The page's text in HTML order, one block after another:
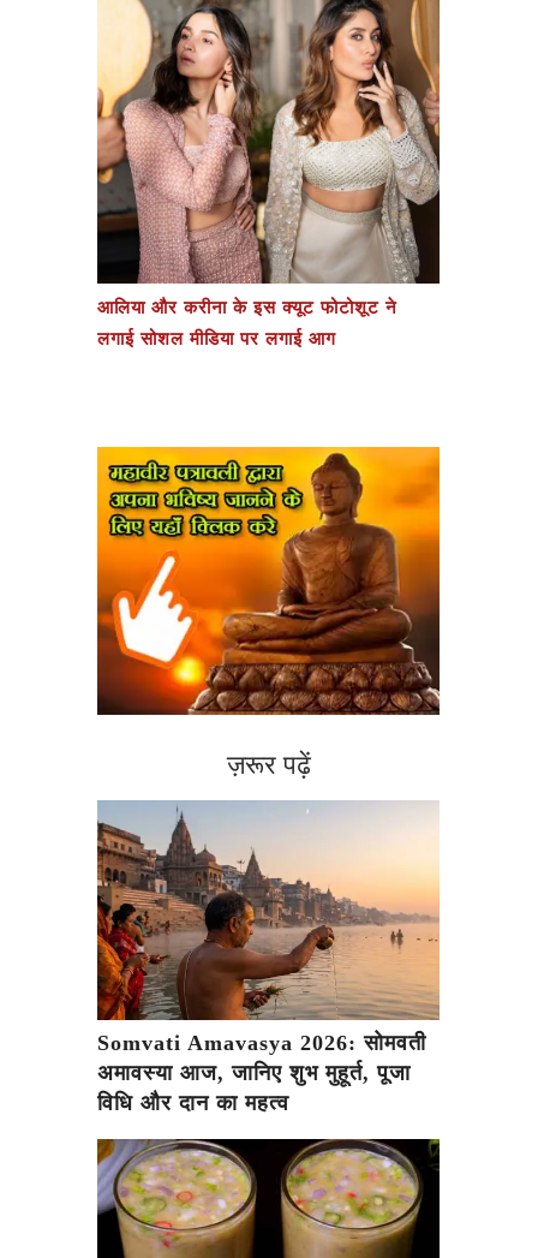
आलिया और करीना के इस क्यूट फोटोशूट ने
लगाई सोशल मीडिया पर लगाई आग
ज़रूर पढ़ें
Somvati Amavasya 2026: सोमवती
अमावस्या आज, जानिए शुभ मुहूर्त, पूजा
विधि और दान का महत्व